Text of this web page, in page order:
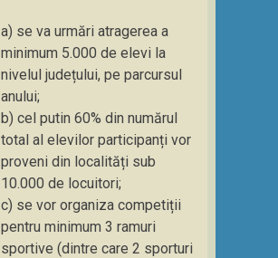
a) se va urmări atragerea a
minimum 5.000 de elevi la
nivelul județului, pe parcursul
anului;
b) cel putin 60% din numărul
total al elevilor participanți vor
proveni din localități sub
10.000 de locuitori;
c) se vor organiza competiții
pentru minimum 3 ramuri
sportive (dintre care 2 sporturi